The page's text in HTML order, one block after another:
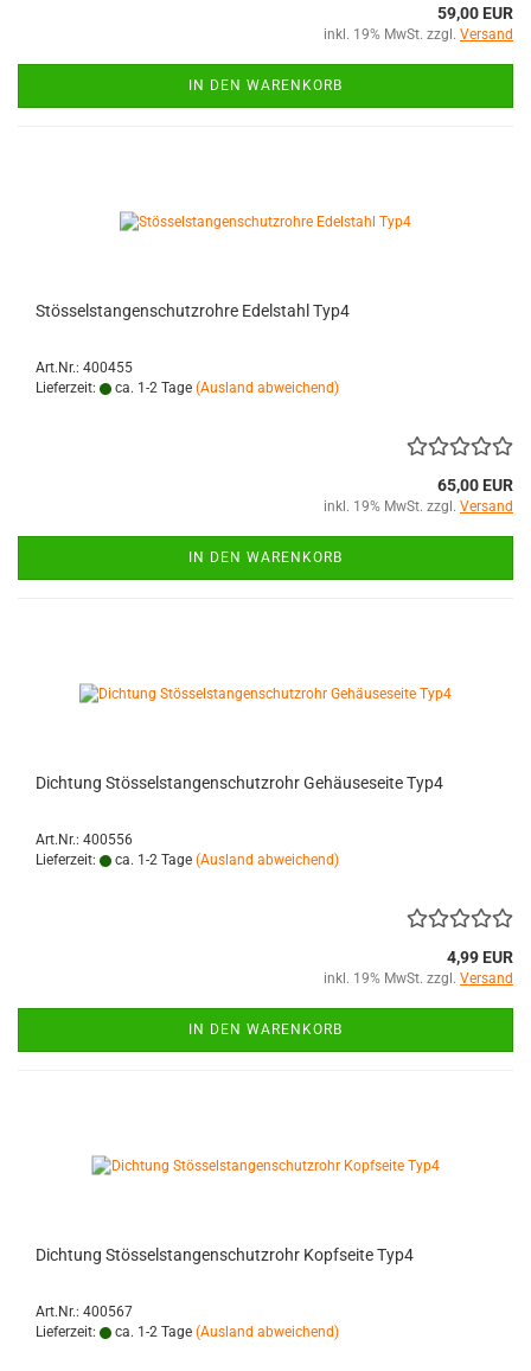
59,00 EUR
inkl. 19% MwSt. zzgl. Versand
IN DEN WARENKORB
Stösselstangenschutzrohre Edelstahl Typ4
Art.Nr.: 400455
Lieferzeit:
ca. 1-2 Tage (Ausland abweichend)
65,00 EUR
inkl. 19% MwSt. zzgl. Versand
IN DEN WARENKORB
Dichtung Stösselstangenschutzrohr Gehäuseseite Typ4
Art.Nr.: 400556
Lieferzeit:
ca. 1-2 Tage (Ausland abweichend)
4,99 EUR
inkl. 19% MwSt. zzgl. Versand
IN DEN WARENKORB
Dichtung Stösselstangenschutzrohr Kopfseite Typ4
Art.Nr.: 400567
Lieferzeit:
ca. 1-2 Tage (Ausland abweichend)